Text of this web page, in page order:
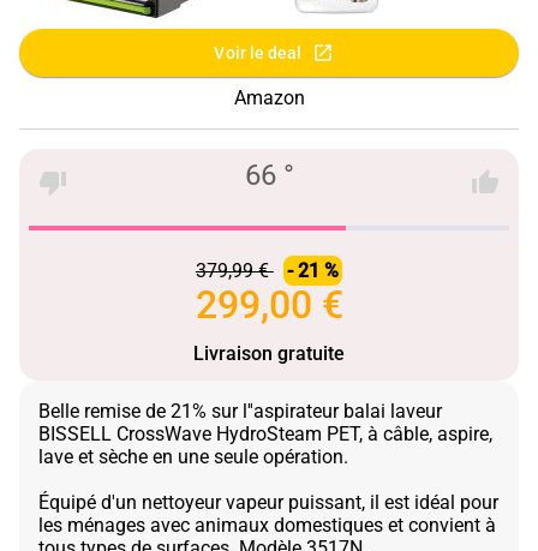
Voir le deal
Amazon
66 °
379,99 € - 21 %
299,00 €
Livraison gratuite
Belle remise de 21% sur l''aspirateur balai laveur
BISSELL CrossWave HydroSteam PET, à câble, aspire,
lave et sèche en une seule opération.
Équipé d'un nettoyeur vapeur puissant, il est idéal pour
les ménages avec animaux domestiques et convient à